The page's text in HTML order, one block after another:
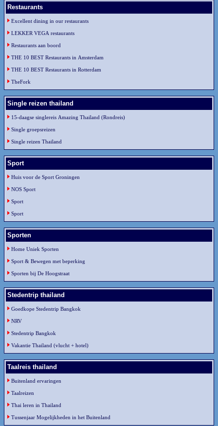
Restaurants
Excellent dining in our restaurants
LEKKER VEGA restaurants
Restaurants aan boord
THE 10 BEST Restaurants in Amsterdam
THE 10 BEST Restaurants in Rotterdam
TheFork
Single reizen thailand
15-daagse singlereis Amazing Thailand (Rondreis)
Single groepsreizen
Single reizen Thailand
Sport
Huis voor de Sport Groningen
NOS Sport
Sport
Sport
Sporten
Home Uniek Sporten
Sport & Bewegen met beperking
Sporten bij De Hoogstraat
Stedentrip thailand
Goedkope Stedentrip Bangkok
NRV
Stedentrip Bangkok
Vakantie Thailand (vlucht + hotel)
Taalreis thailand
Buitenland ervaringen
Taalreizen
Thai leren in Thailand
Tussenjaar Mogelijkheden in het Buitenland